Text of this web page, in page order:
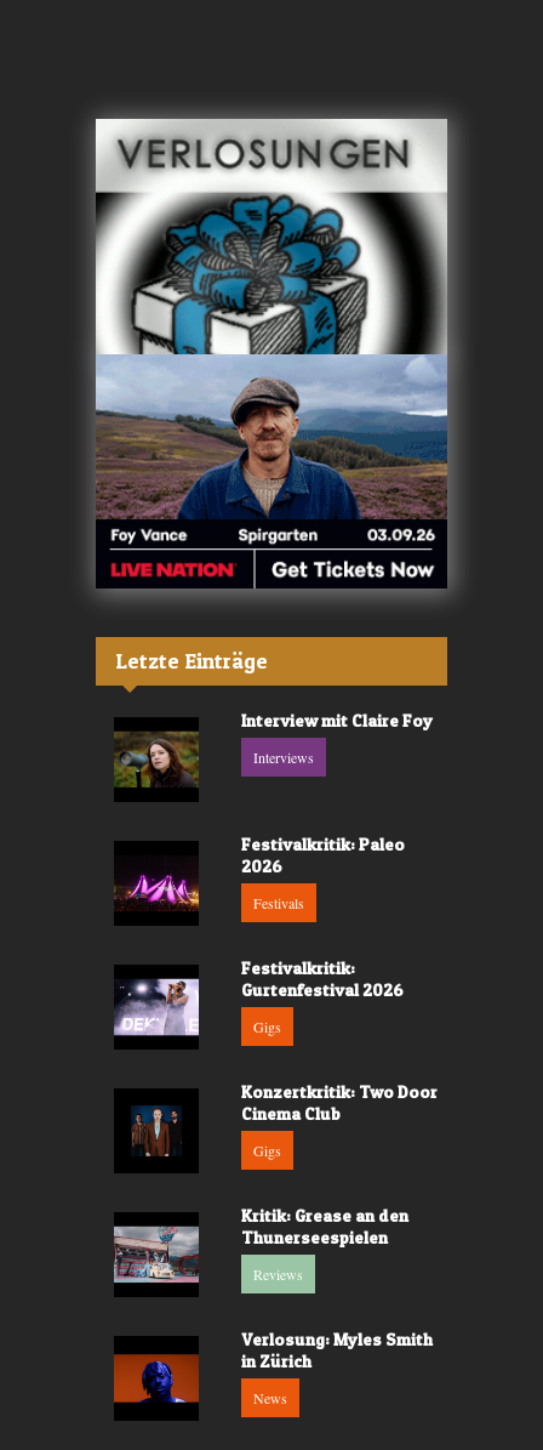
Letzte Einträge
Interview mit Claire Foy
Interviews
Festivalkritik: Paleo
2026
Festivals
Festivalkritik:
Gurtenfestival 2026
Gigs
Konzertkritik: Two Door
Cinema Club
Gigs
Kritik: Grease an den
Thunerseespielen
Reviews
Verlosung: Myles Smith
in Zürich
News